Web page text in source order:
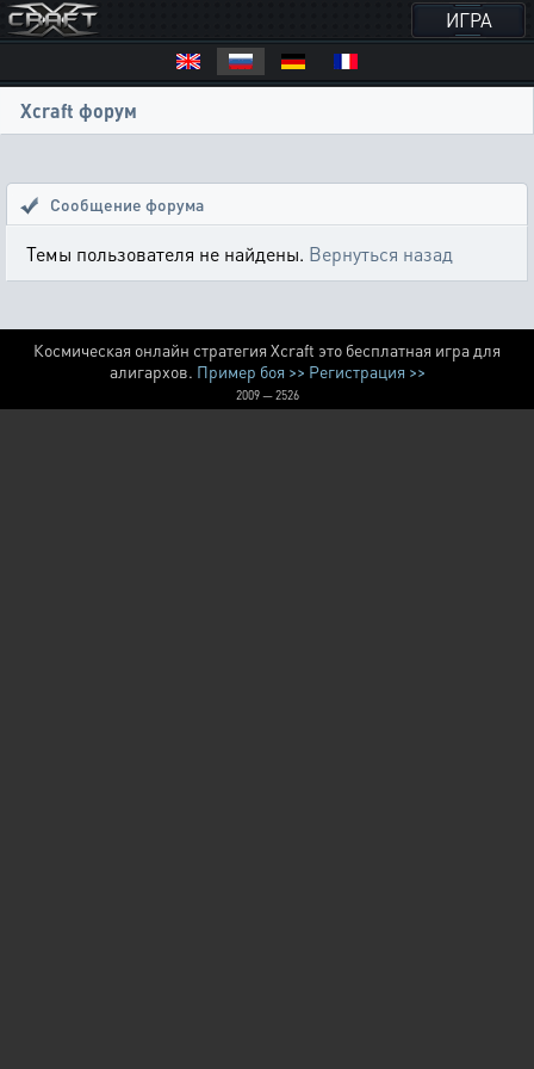
ИГРА
Xcraft форум
Сообщение форума
Темы пользователя не найдены. Вернуться назад
Космическая онлайн стратегия Xcraft это бесплатная игра для
алигархов. Пример боя >> Регистрация >>
2009 — 2526